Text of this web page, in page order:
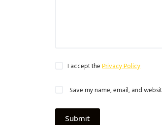
I accept thePrivacy Policy
Save my name, email, and
Submit